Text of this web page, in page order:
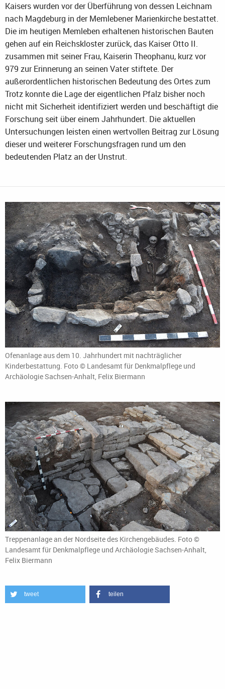
Kaisers wurden vor der Überführung von dessen Leichnam
nach Magdeburg in der Memlebener Marienkirche bestattet.
Die im heutigen Memleben erhaltenen historischen Bauten
gehen auf ein Reichskloster zurück, das Kaiser Otto II.
zusammen mit seiner Frau, Kaiserin Theophanu, kurz vor
979 zur Erinnerung an seinen Vater stiftete. Der
außerordentlichen historischen Bedeutung des Ortes zum
Trotz konnte die Lage der eigentlichen Pfalz bisher noch
nicht mit Sicherheit identifiziert werden und beschäftigt die
Forschung seit über einem Jahrhundert. Die aktuellen
Untersuchungen leisten einen wertvollen Beitrag zur Lösung
dieser und weiterer Forschungsfragen rund um den
bedeutenden Platz an der Unstrut.
Ofenanlage aus dem 10. Jahrhundert mit nachträglicher
Kinderbestattung. Foto © Landesamt für Denkmalpflege und
Archäologie Sachsen-Anhalt, Felix Biermann
Treppenanlage an der Nordseite des Kirchengebäudes. Foto ©
Landesamt für Denkmalpflege und Archäologie Sachsen-Anhalt,
Felix Biermann
tweet teilen